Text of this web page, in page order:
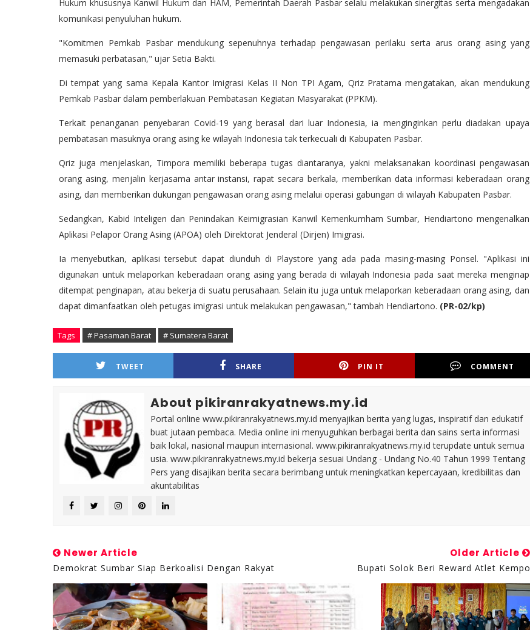
Hukum khususnya Kanwil Hukum dan HAM, Pemerintah Daerah Pasbar selalu melakukan sinergitas serta mengadakan
komunikasi penyuluhan hukum.
"Komitmen Pemkab Pasbar mendukung sepenuhnya terhadap pengawasan perilaku serta arus orang asing yang
memasuki perbatasan," ujar Setia Bakti.
Di tempat yang sama Kepala Kantor Imigrasi Kelas II Non TPI Agam, Qriz Pratama mengatakan, akan mendukung
Pemkab Pasbar dalam pemberlakuan Pembatasan Kegiatan Masyarakat (PPKM).
Terkait penanganan penyebaran Covid-19 yang berasal dari luar Indonesia, ia menginginkan perlu diadakan upaya
pembatasan masuknya orang asing ke wilayah Indonesia tak terkecuali di Kabupaten Pasbar.
Qriz juga menjelaskan, Timpora memiliki beberapa tugas diantaranya, yakni melaksanakan koordinasi pengawasan
orang asing, menjalin kerjasama antar instansi, rapat secara berkala, memberikan data informasi keberadaan orang
asing, dan memberikan dukungan pengawasan orang asing melalui operasi gabungan di wilayah Kabupaten Pasbar.
Sedangkan, Kabid Inteligen dan Penindakan Keimigrasian Kanwil Kemenkumham Sumbar, Hendiartono mengenalkan
Aplikasi Pelapor Orang Asing (APOA) oleh Direktorat Jenderal (Dirjen) Imigrasi.
Ia menyebutkan, aplikasi tersebut dapat diunduh di Playstore yang ada pada masing-masing Ponsel. "Aplikasi ini
digunakan untuk melaporkan keberadaan orang asing yang berada di wilayah Indonesia pada saat mereka menginap
ditempat penginapan, atau bekerja di suatu perusahaan. Selain itu juga untuk melaporkan keberadaan orang asing, dan
dapat dimanfaatkan oleh petugas imigrasi untuk melakukan pengawasan," tambah Hendiartono. (PR-02/kp)
Tags # Pasaman Barat # Sumatera Barat
TWEET SHARE PIN IT COMMENT
About pikiranrakyatnews.my.id
Portal online www.pikiranrakyatnews.my.id menyajikan berita yang lugas, inspiratif dan edukatif
buat jutaan pembaca. Media online ini menyuguhkan berbagai berita dan sains serta informasi
baik lokal, nasional maupun internasional. www.pikiranrakyatnews.my.id terupdate untuk semua
usia. www.pikiranrakyatnews.my.id bekerja sesuai Undang - Undang No.40 Tahun 1999 Tentang
Pers yang disajikan berita secara berimbang untuk meningkatkan kepercayaan, kredibilitas dan
akuntabilitas
Newer Article
Demokrat Sumbar Siap Berkoalisi Dengan Rakyat
Older Article
Bupati Solok Beri Reward Atlet Kempo